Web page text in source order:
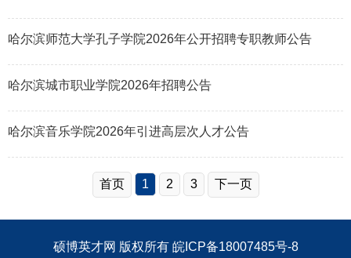
哈尔滨师范大学孔子学院2026年公开招聘专职教师公告
哈尔滨城市职业学院2026年招聘公告
哈尔滨音乐学院2026年引进高层次人才公告
首页 1 2 3 下一页
硕博英才网 版权所有 皖ICP备18007485号-8